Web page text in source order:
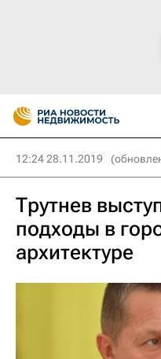
12:24 28.11.2019
Трутнев
подходы в
архитектуре